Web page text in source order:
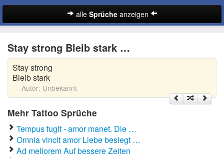
alle Sprücheanzeigen
Abschiedssprüche
Anmachsprüche
Beileidssprüche
Coole Sprüche
Dumme Sprüche
Stay strong Bleib stark …
Stay strong
Bleib stark
Autor: Unbekannt
Mehr Tattoo Sprüche
Tempus fugit - amor manet. Die …
Omnia vincit amor Liebe besiegt …
Ad meliorem Auf bessere Zeiten